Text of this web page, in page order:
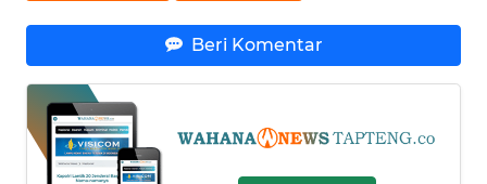
Beri Komentar
BANTEN
WN
NTT